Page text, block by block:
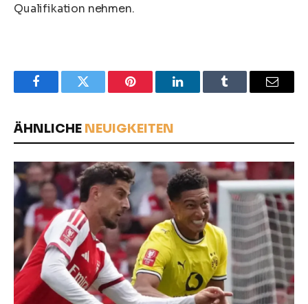
Qualifikation nehmen.
FacebookTwitter Pinterest LinkedInTumblr Email
ÄHNLICHE NEUIGKEITEN